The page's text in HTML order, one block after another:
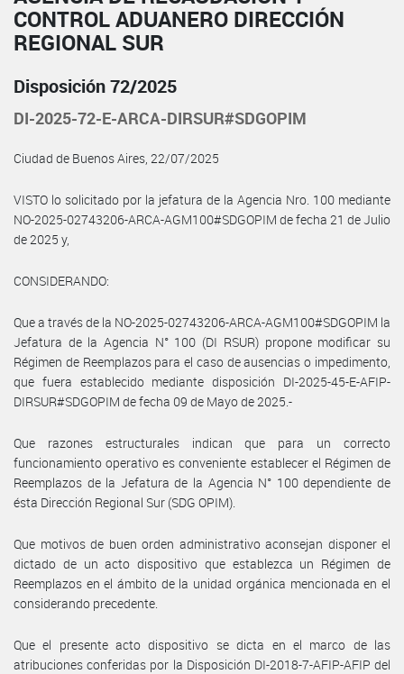
CONTROL ADUANERO DIRECCIÓN
REGIONAL SUR
Disposición 72/2025
DI-2025-72-E-ARCA-DIRSUR#SDGOPIM
Ciudad de Buenos Aires, 22/07/2025
VISTO lo solicitado por la jefatura de la Agencia Nro. 100 mediante
NO-2025-02743206-ARCA-AGM100#SDGOPIM de fecha 21 de Julio
de 2025 y,
CONSIDERANDO:
Que a través de la NO-2025-02743206-ARCA-AGM100#SDGOPIM la
Jefatura de la Agencia N° 100 (DI RSUR) propone modificar su
Régimen de Reemplazos para el caso de ausencias o impedimento,
que fuera establecido mediante disposición DI-2025-45-E-AFIP-
DIRSUR#SDGOPIM de fecha 09 de Mayo de 2025.-
Que razones estructurales indican que para un correcto
funcionamiento operativo es conveniente establecer el Régimen de
Reemplazos de la Jefatura de la Agencia N° 100 dependiente de
ésta Dirección Regional Sur (SDG OPIM).
Que motivos de buen orden administrativo aconsejan disponer el
dictado de un acto dispositivo que establezca un Régimen de
Reemplazos en el ámbito de la unidad orgánica mencionada en el
considerando precedente.
Que el presente acto dispositivo se dicta en el marco de las
atribuciones conferidas por la Disposición DI-2018-7-AFIP-AFIP del